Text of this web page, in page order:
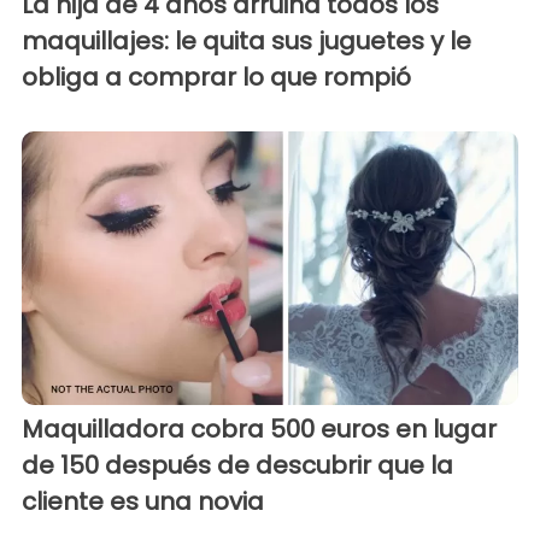
maquillajes: le quita sus juguetes y le
obliga a comprar lo que rompió
Maquilladora cobra 500 euros en lugar
de 150 después de descubrir que la
cliente es una novia